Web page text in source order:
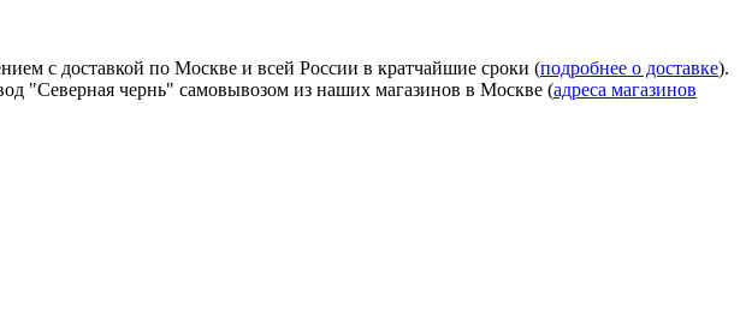
с доставкой по Москве и всей России в кратчайшие сроки (подробнее о доставке).
"Северная чернь" самовывозом из наших магазинов в Москве (адреса магазинов